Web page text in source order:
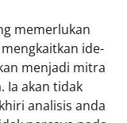
memerlukan
ide-
menjadi mitra
Ia akan tidak
analisis anda